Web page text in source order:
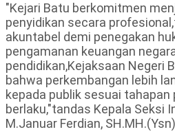
"Kejari Batu berkomitmen
penyidikan secara
akuntabel demi penegakan
pengamanan keuangan
pendidikan,Kejaksaan Negeri
bahwa perkembangan lebih
kepada publik sesuai
berlaku,"tandas Kepala Seksi
M.Januar Ferdian,